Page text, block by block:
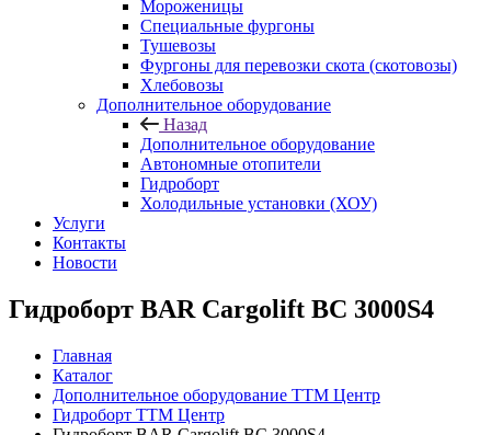
Мороженицы
Специальные фургоны
Тушевозы
Фургоны для перевозки скота (скотовозы)
Хлебовозы
Дополнительное оборудование
Назад
Дополнительное оборудование
Автономные отопители
Гидроборт
Холодильные установки (ХОУ)
Услуги
Контакты
Новости
Гидроборт BAR Cargolift BC 3000S4
Главная
Каталог
Дополнительное оборудование ТТМ Центр
Гидроборт ТТМ Центр